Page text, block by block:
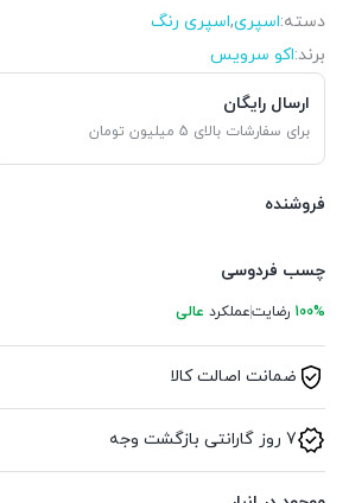
دسته:اسپری,اسپری رنگ
برند:اکو سرویس
ارسال رایگان
برای سفارشات بالای 5 میلیون تومان
فروشنده
چسب فردوسی
100% رضایتعملکرد عالی
ضمانت اصالت کالا
7 روز گارانتی بازگشت وجه